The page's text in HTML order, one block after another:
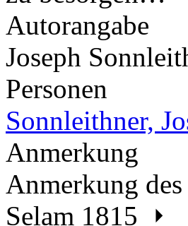
Autorangabe
Joseph
Personen
Sonnleithner,
Anmerkung
Anmerkung des
Selam 1815